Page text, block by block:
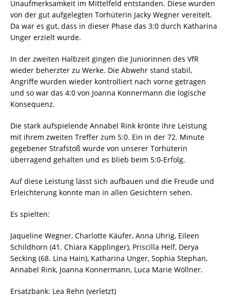
Unaufmerksamkeit im Mittelfeld entstanden. Diese wurden
von der gut aufgelegten Torhüterin Jacky Wegner vereitelt.
Da war es gut, dass in dieser Phase das 3:0 durch Katharina
Unger erzielt wurde.
In der zweiten Halbzeit gingen die Juniorinnen des VfR
wieder beherzter zu Werke. Die Abwehr stand stabil,
Angriffe wurden wieder kontrolliert nach vorne getragen
und so war das 4:0 von Joanna Konnermann die logische
Konsequenz.
Die stark aufspielende Annabel Rink krönte ihre Leistung
mit ihrem zweiten Treffer zum 5:0. Ein in der 72. Minute
gegebener Strafstoß wurde von unserer Torhüterin
überragend gehalten und es blieb beim 5:0-Erfolg.
Auf diese Leistung lässt sich aufbauen und die Freude und
Erleichterung konnte man in allen Gesichtern sehen.
Es spielten:
Jaqueline Wegner, Charlotte Käufer, Anna Uhrig, Eileen
Schildhorn (41. Chiara Käpplinger), Priscilla Helf, Derya
Secking (68. Lina Hain), Katharina Unger, Sophia Stephan,
Annabel Rink, Joanna Konnermann, Luca Marie Wöllner.
Ersatzbank: Lea Rehn (verletzt)